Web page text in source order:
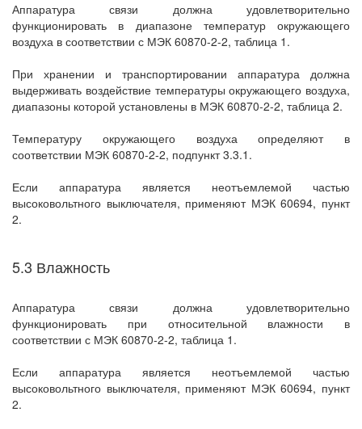
Аппаратура связи должна удовлетворительно
функционировать в диапазоне температур окружающего
воздуха в соответствии с МЭК 60870-2-2, таблица 1.
При хранении и транспортировании аппаратура должна
выдерживать воздействие температуры окружающего воздуха,
диапазоны которой установлены в МЭК 60870-2-2, таблица 2.
Температуру окружающего воздуха определяют в
соответствии МЭК 60870-2-2, подпункт 3.3.1.
Если аппаратура является неотъемлемой частью
высоковольтного выключателя, применяют МЭК 60694, пункт
2.
5.3 Влажность
Аппаратура связи должна удовлетворительно
функционировать при относительной влажности в
соответствии с МЭК 60870-2-2, таблица 1.
Если аппаратура является неотъемлемой частью
высоковольтного выключателя, применяют МЭК 60694, пункт
2.